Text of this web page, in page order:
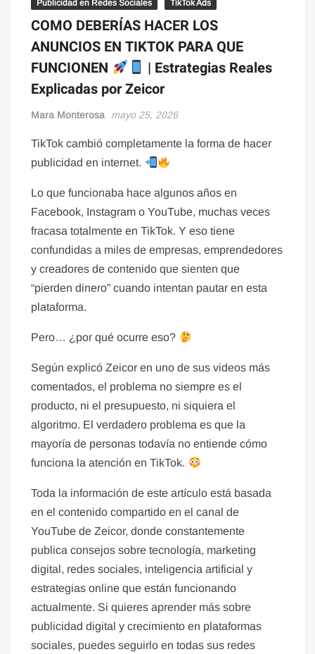
Publicidad en Redes Sociales TikTok Ads
COMO DEBERÍAS HACER LOS
ANUNCIOS EN TIKTOK PARA QUE
FUNCIONEN
| Estrategias Reales
Explicadas por Zeicor
Mara Monterosa mayo 25, 2026
TikTok cambió completamente la forma de hacer
publicidad en internet.
Lo que funcionaba hace algunos años en
Facebook, Instagram o YouTube, muchas veces
fracasa totalmente en TikTok. Y eso tiene
confundidas a miles de empresas, emprendedores
y creadores de contenido que sienten que
“pierden dinero” cuando intentan pautar en esta
plataforma.
Pero… ¿por qué ocurre eso?
Según explicó Zeicor en uno de sus videos más
comentados, el problema no siempre es el
producto, ni el presupuesto, ni siquiera el
algoritmo. El verdadero problema es que la
mayoría de personas todavía no entiende cómo
funciona la atención en TikTok.
Toda la información de este artículo está basada
en el contenido compartido en el canal de
YouTube de Zeicor, donde constantemente
publica consejos sobre tecnología, marketing
digital, redes sociales, inteligencia artificial y
estrategias online que están funcionando
actualmente. Si quieres aprender más sobre
publicidad digital y crecimiento en plataformas
sociales, puedes seguirlo en todas sus redes